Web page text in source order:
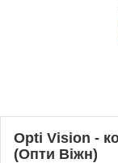
Opti Vision -
(Опти Віжн)